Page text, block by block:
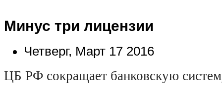
Минус три лицензии
Четверг, Март 17 2016
ЦБ РФ сокращает банковскую